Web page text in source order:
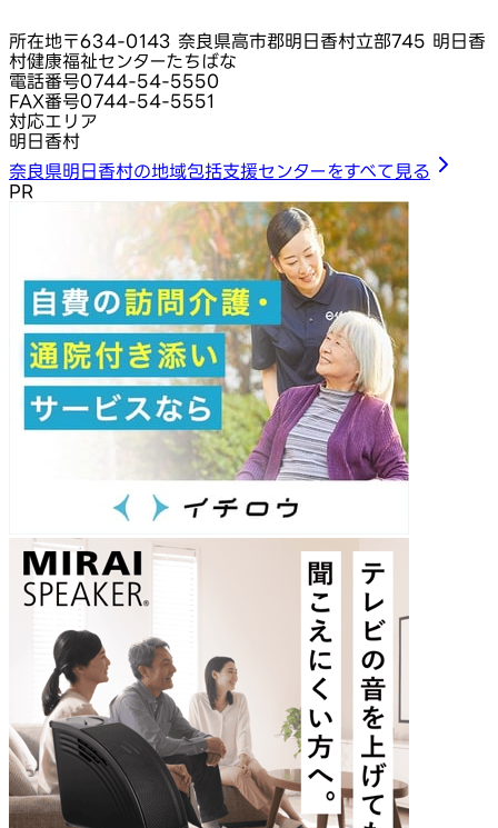
所在地〒634-0143 奈良県高市郡明日香村立部745 明日香
村健康福祉センターたちばな
電話番号0744-54-5550
FAX番号0744-54-5551
対応エリア
明日香村
奈良県明日香村の地域包括支援センターをすべて見る
PR